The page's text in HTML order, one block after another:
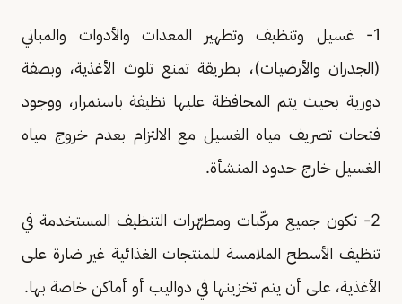
1- غسيل وتنظيف وتطهير المعدات والأدوات والمباني
(الجدران والأرضيات)، بطريقة تمنع تلوث الأغذية، وبصفة
دورية بحيث يتم المحافظة عليها نظيفة باستمرار، ووجود
فتحات تصريف مياه الغسيل مع الالتزام بعدم خروج مياه
الغسيل خارج حدود المنشأة.
2- تكون جميع مركّبات ومطهّرات التنظيف المستخدمة في
تنظيف الأسطح الملامسة للمنتجات الغذائية غير ضارة على
الأغذية، على أن يتم تخزينها في دواليب أو أماكن خاصة بها.